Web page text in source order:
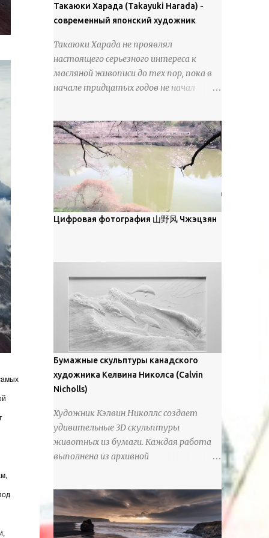
18 век. Шахматный набор "Рыцари
против турок" в шкатулке из
см, Холмогоры, 18 век....
покрова может восприниматься как
матовая. Такое свойство чаще всего
метелевого и фирнизированного снега.
Тем не менее, иногда значительное
количество кристаллов может
располагаться в одной плоскости,
поверхностной изморози. В данном
случае усиливается зеркальное
отражение, что приводит к
искристости снега, зависящей от
положения наблюдателя и высоты
солнца. Зеркальные свойства наиболее
заметны при угле солнечного света 15°
и ниже; при более высокой солнечной
описываются индикатрисой ...
Такаюки Харада (Takayuki Harada) -
современный японский художник
Такаюки Харада не проявлял
настоящего серьезного интереса к
масляной живописи до тех пор, пока в
начале тридцатых годов не начал
художественные музеи и галереи, он
был глубоко тронут и вдохновлен
красотой масляной живописи великих
мастеров. Искусствовед Брайан
Шервин прокомментировал картины
художника, заявив, что "Такаюки
Харада сочетает в себе классическую
смысле, персонажи его картин
предлагают зрителям незаконченный
рассказ, который усиливается его
уникальной манерой использования
освещения". Для просмотра всех работ,
посетите страницу –
https://www.artfinder.com/artist/takayuki-
harada/about/#/
Цифровая фотография 山野风 Чжэцзян
Бумажные скульптуры канадского
художника Келвина Николса (Calvin
Nicholls)
Художник Кэлвин Николлс создает
удивительные 3D скульптуры
животных из бумаги. Каждая работа
выполнена из архивной
выцветание. Николлс использует
крошечные количества клея для
закрепления отдельных деталей,